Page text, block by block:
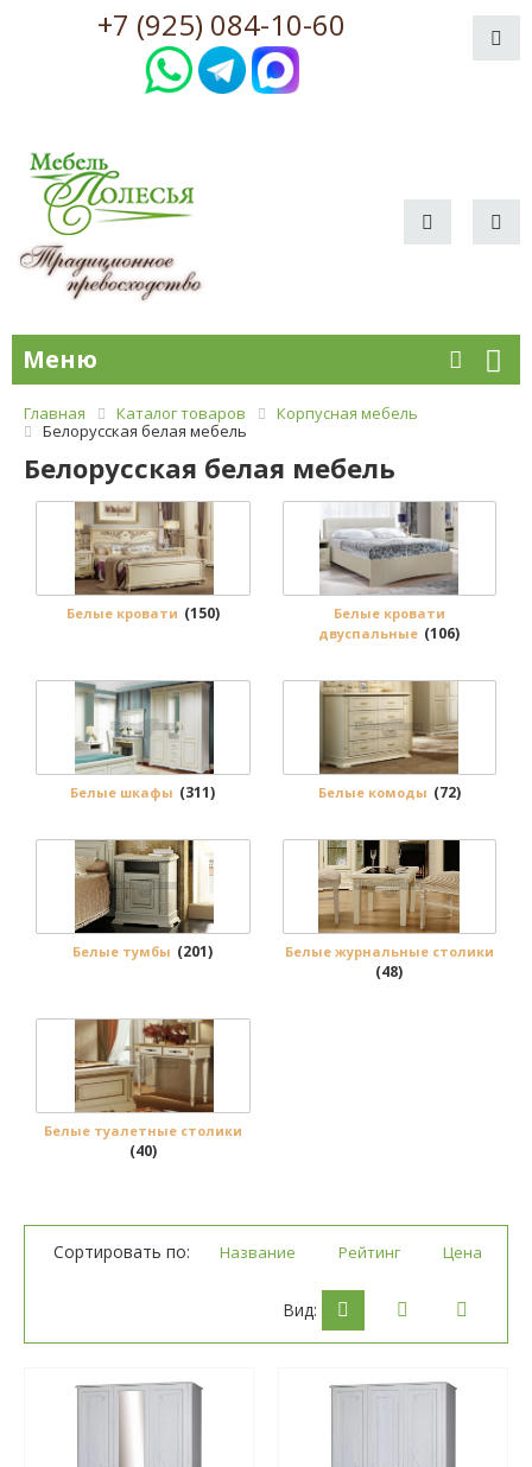
+7 (925) 084-10-60
Меню
Главная Каталог товаров
Корпусная мебель
Белорусская белая мебель
Белорусская белая мебель
Белые кровати (150)
Белые кровати
двуспальные (106)
Белые шкафы (311) Белые комоды (72)
Белые тумбы (201) Белые журнальные столики
(48)
Белые туалетные столики
(40)
Сортировать по: Название Рейтинг Цена
Вид: